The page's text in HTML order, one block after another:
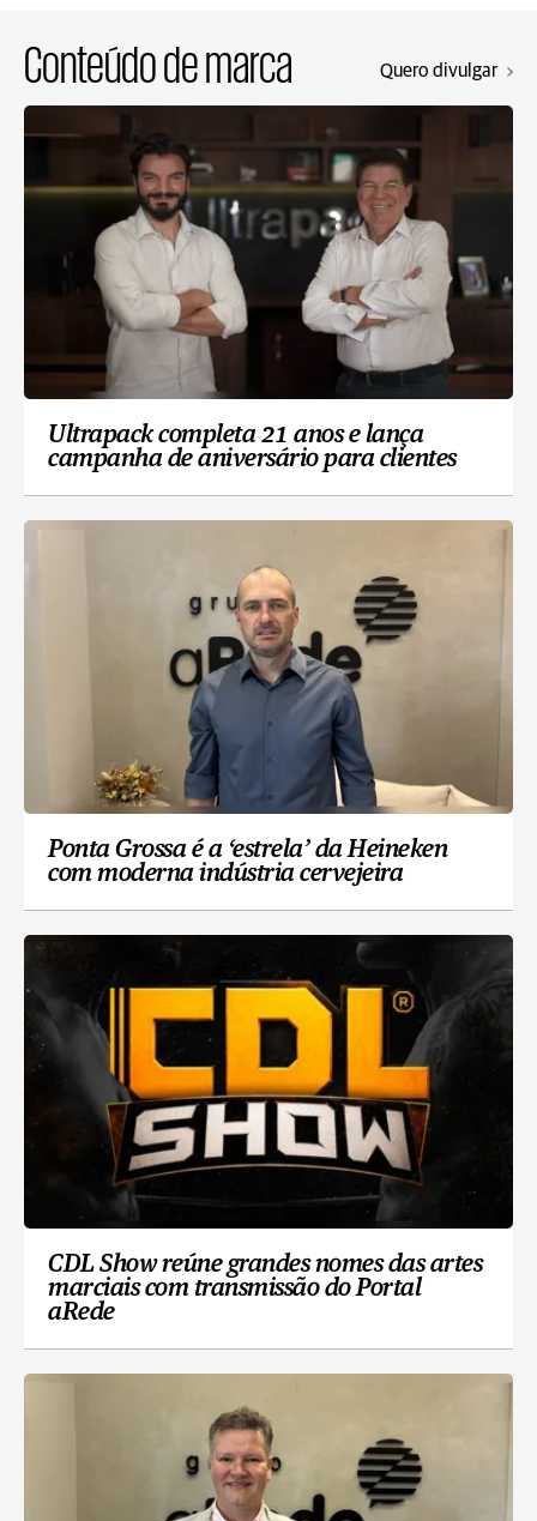
Conteúdo de marca Quero divulgar
Ultrapack completa 21 anos e lança
campanha de aniversário para clientes
Ponta Grossa é a ‘estrela’ da Heineken
com moderna indústria cervejeira
CDL Show reúne grandes nomes das artes
marciais com transmissão do Portal
aRede